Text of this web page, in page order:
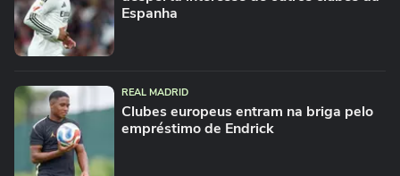
Espanha
REAL MADRID
Clubes europeus entram na briga pelo
empréstimo de Endrick